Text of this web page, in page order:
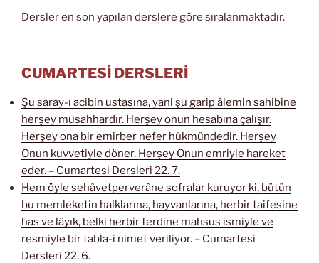
Dersler en son yapılan derslere göre sıralanmaktadır.
CUMARTESİ DERSLERİ
Şu saray-ı acibin ustasına, yani şu garip âlemin sahibine
herşey musahhardır. Herşey onun hesabına çalışır.
Herşey ona bir emirber nefer hükmündedir. Herşey
Onun kuvvetiyle döner. Herşey Onun emriyle hareket
eder. – Cumartesi Dersleri 22. 7.
Hem öyle sehâvetperverâne sofralar kuruyor ki, bütün
bu memleketin halklarına, hayvanlarına, herbir taifesine
has ve lâyık, belki herbir ferdine mahsus ismiyle ve
resmiyle bir tabla-i nimet veriliyor. – Cumartesi
Dersleri 22. 6.